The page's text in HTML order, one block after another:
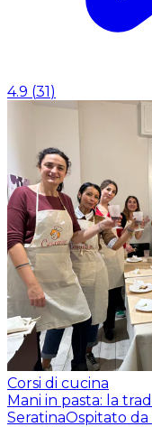
4.9 (31)
Corsi di cucina
Mani in pasta: la
SeratinaOspitato da